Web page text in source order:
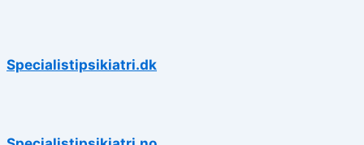
Specialistipsikiatri.dk